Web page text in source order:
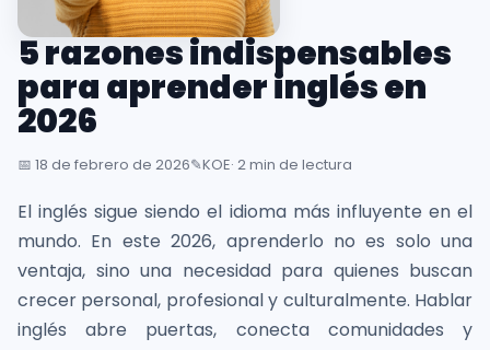
Habla
inglés
desde
la
sesión
Intranet
KOE
SISK
5 razones indispensables
para aprender inglés en
2026
📅 18 de febrero de 2026✎️KOE· 2 min de lectura
El inglés sigue siendo el idioma más influyente en el
mundo. En este 2026, aprenderlo no es solo una
ventaja, sino una necesidad para quienes buscan
crecer personal, profesional y culturalmente. Hablar
inglés abre puertas, conecta comunidades y